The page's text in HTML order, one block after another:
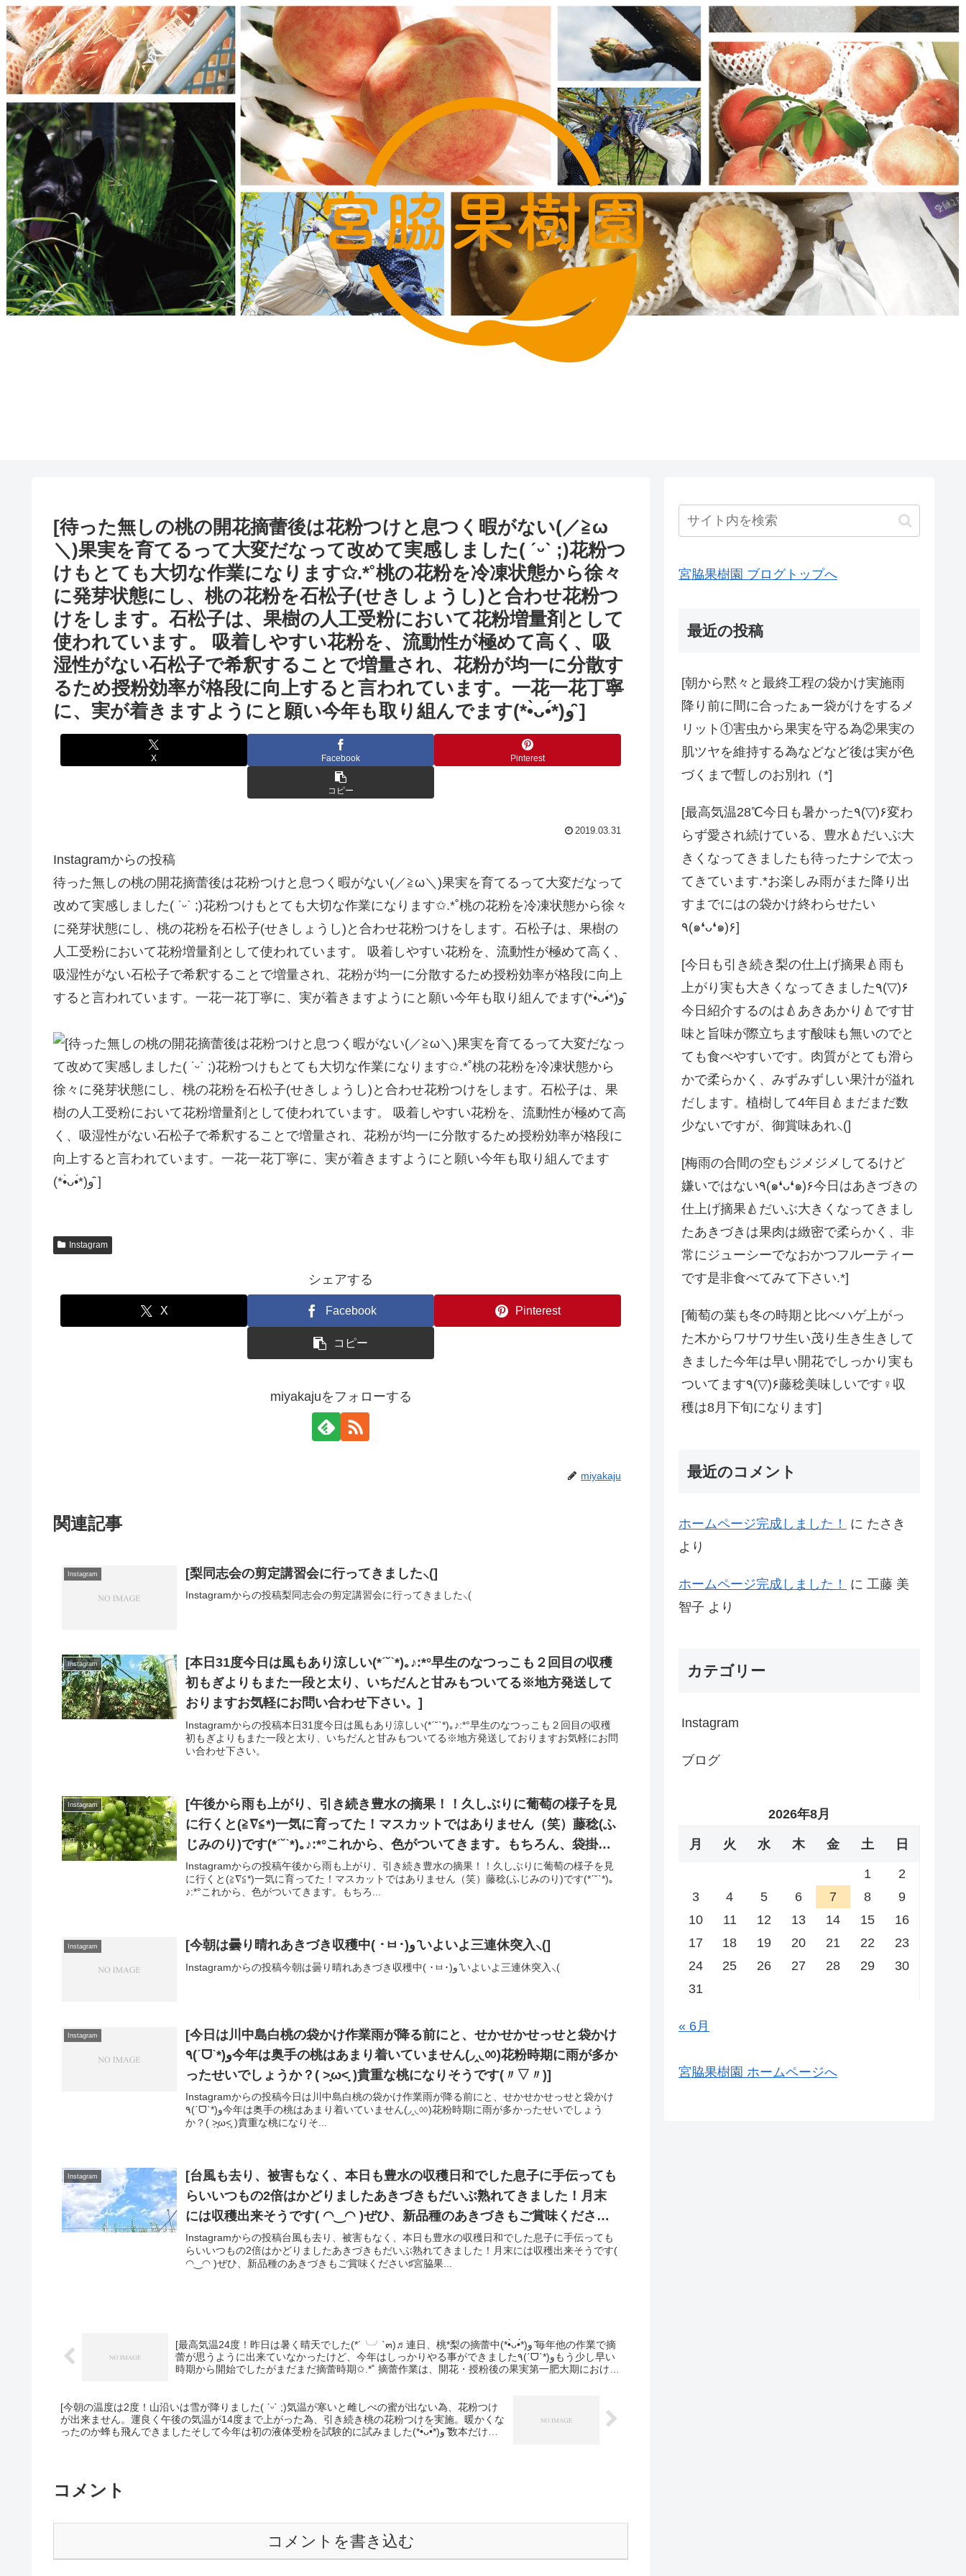
[待った無しの桃の開花摘蕾後は花粉つけと息つく暇がない(／≧ω
＼)果実を育てるって大変だなって改めて実感しました( ˊᵕˋ ;)花粉つ
けもとても大切な作業になります✩.*˚桃の花粉を冷凍状態から徐々
に発芽状態にし、桃の花粉を石松子(せきしょうし)と合わせ花粉つ
けをします。石松子は、果樹の人工受粉において花粉増量剤として
使われています。 吸着しやすい花粉を、流動性が極めて高く、吸
湿性がない石松子で希釈することで増量され、花粉が均一に分散す
るため授粉効率が格段に向上すると言われています。一花一花丁寧
に、実が着きますようにと願い今年も取り組んでます(*•̀ᴗ•́*)و ̑̑]
X Facebook Pinterest
コピー
2019.03.31
Instagramからの投稿
待った無しの桃の開花摘蕾後は花粉つけと息つく暇がない(／≧ω＼)果実を育てるって大変だなって
改めて実感しました( ˊᵕˋ ;)花粉つけもとても大切な作業になります✩.*˚桃の花粉を冷凍状態から徐々
に発芽状態にし、桃の花粉を石松子(せきしょうし)と合わせ花粉つけをします。石松子は、果樹の
人工受粉において花粉増量剤として使われています。 吸着しやすい花粉を、流動性が極めて高く、
吸湿性がない石松子で希釈することで増量され、花粉が均一に分散するため授粉効率が格段に向上
すると言われています。一花一花丁寧に、実が着きますようにと願い今年も取り組んでます(*•̀ᴗ•́*)و ̑̑
Instagram
シェアする
X Facebook Pinterest
コピー
miyakajuをフォローする
miyakaju
関連記事
Instagram [梨同志会の剪定講習会に行ってきました⸜(]
Instagramからの投稿梨同志会の剪定講習会に行ってきました⸜(
Instagram
[本日31度今日は風もあり涼しい(*ˊ˘ˋ*)｡♪:*°早生のなつっこも２回目の収穫
初もぎよりもまた一段と太り、いちだんと甘みもついてる※地方発送して
おりますお気軽にお問い合わせ下さい。]
Instagramからの投稿本日31度今日は風もあり涼しい(*ˊ˘ˋ*)｡♪:*°早生のなつっこも２回目の収穫
初もぎよりもまた一段と太り、いちだんと甘みもついてる※地方発送しておりますお気軽にお問
い合わせ下さい。
Instagram
[午後から雨も上がり、引き続き豊水の摘果！！久しぶりに葡萄の様子を見
に行くと(≧∇≦*)一気に育ってた！マスカットではありません（笑）藤稔(ふ
じみのり)です(*ˊ˘ˋ*)｡♪:*°これから、色がついてきます。もちろん、袋掛け
もします٩(ˊᗜˋ*)وフルーツセット(梨･桃･葡萄)あります✩7月下旬からいよ
いよ、桃の収穫が始まります。今年は新品種のあきづき(梨)もオススメで
Instagramからの投稿午後から雨も上がり、引き続き豊水の摘果！！久しぶりに葡萄の様子を見
に行くと(≧∇≦*)一気に育ってた！マスカットではありません（笑）藤稔(ふじみのり)です(*ˊ˘ˋ*)｡
♪:*°これから、色がついてきます。もちろ...
Instagram [今朝は曇り晴れあきづき収穫中( ･ㅂ･)و ̑̑いよいよ三連休突入⸜(]
Instagramからの投稿今朝は曇り晴れあきづき収穫中( ･ㅂ･)و ̑̑いよいよ三連休突入⸜(
Instagram
[今日は川中島白桃の袋かけ作業雨が降る前にと、せかせかせっせと袋かけ
٩(ˊᗜˋ*)و️今年は奥手の桃はあまり着いていません(◞‸◟ㆀ)花粉時期に雨が多か
ったせいでしょうか？( ˃̣̣̥ω˂̣̣̥ )貴重な桃になりそうです(〃▽〃)]
Instagramからの投稿今日は川中島白桃の袋かけ作業雨が降る前にと、せかせかせっせと袋かけ
٩(ˊᗜˋ*)و️今年は奥手の桃はあまり着いていません(◞‸◟ㆀ)花粉時期に雨が多かったせいでしょう
か？( ˃̣̣̥ω˂̣̣̥ )貴重な桃になりそ...
Instagram
[台風も去り、被害もなく、本日も豊水の収穫日和でした息子に手伝っても
らいいつもの2倍はかどりましたあきづきもだいぶ熟れてきました！月末
には収穫出来そうです( ◠‿◠ )ぜひ、新品種のあきづきもご賞味ください♯
宮脇果樹園 ♯大分県由布市 ♯梨 ♯豊水梨 ♯あきづき梨 ♯減農薬栽培 ♯化学肥
料不使用 ♯青空]
Instagramからの投稿台風も去り、被害もなく、本日も豊水の収穫日和でした息子に手伝っても
らいいつもの2倍はかどりましたあきづきもだいぶ熟れてきました！月末には収穫出来そうです(
◠‿◠ )ぜひ、新品種のあきづきもご賞味ください♯宮脇果...
[最高気温24度！昨日は暑く晴天でした(*´╰╯`๓)♬連日、桃*梨の摘蕾中(*•̀ᴗ•́*)و ̑̑毎年他の作業で摘
蕾が思うように出来ていなかったけど、今年はしっかりやる事ができました٩(ˊᗜˋ*)وもう少し早い
時期から開始でしたがまだまだ摘蕾時期✩.*˚ 摘蕾作業は、開花・授粉後の果実第一肥大期における
[今朝の温度は2度！山沿いは雪が降りました( ˊᵕˋ ;)気温が寒いと雌しべの蜜が出ない為、花粉つけ
が出来ません。運良く午後の気温が14度まで上がった為、引き続き桃の花粉つけを実施。暖かくな
ったのか蜂も飛んできましたそして今年は初の液体受粉を試験的に試みました(*•̀ᴗ•́*)و ̑̑数本だけ！
コメント
コメントを書き込む
宮脇果樹園 ブログトップへ
最近の投稿
[朝から黙々と最終工程の袋かけ実施雨
降り前に間に合ったぁー袋がけをするメ
リット①害虫から果実を守る為②果実の
肌ツヤを維持する為などなど後は実が色
づくまで暫しのお別れ（*]
[️最高気温28℃️今日も暑かった٩(▽)۶変わ
らず愛され続けている、豊水🍐だいぶ大
きくなってきましたも待ったナシで太っ
てきています︎.*お楽しみ雨がまた降り出
すまでにはの袋かけ終わらせたい
٩(๑❛ᴗ❛๑)۶]
[今日も引き続き梨の仕上げ摘果🍐️雨も
上がり実も大きくなってきました٩(▽)۶
今日紹介するのは🍐あきあかり🍐です甘
味と旨味が際立ちます酸味も無いのでと
ても食べやすいです。肉質がとても滑ら
かで柔らかく、みずみずしい果汁が溢れ
だします。植樹して4年目🍐まだまだ数
少ないですが、御賞味あれ⸜(]
[梅雨の合間の️空もジメジメしてるけど
嫌いではない٩(๑❛ᴗ❛๑)۶今日はあきづきの
仕上げ摘果🍐だいぶ大きくなってきまし
たあきづきは果肉は緻密で柔らかく、非
常にジューシーでなおかつフルーティー
です是非食べてみて下さい︎.*]
[葡萄の葉も冬の時期と比べハゲ上がっ
た木からワサワサ生い茂り生き生きして
きました今年は早い開花でしっかり実も
ついてます٩(▽)۶藤稔美味しいです‍♀️収
穫は8月下旬になります]
最近のコメント
ホームページ完成しました！ に たさき
より
ホームページ完成しました！ に 工藤 美
智子 より
カテゴリー
Instagram
ブログ
2026年8月
月 火 水 木 金 土 日
1
2
3
4 5 6 7 8
9
10
11 12 13 14 15
16
17
18 19 20 21 22
23
24
25 26 27 28 29
30
31
« 6月
宮脇果樹園 ホームページへ